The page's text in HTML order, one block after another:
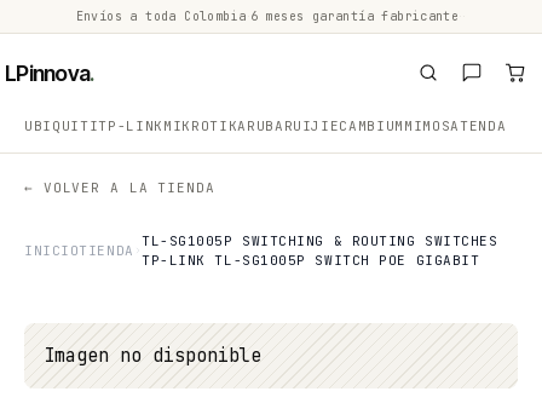
Envíos a toda Colombia 6 meses garantía fabricante
LPinnova.
UBIQUITITP-LINK MIKROTIKARUBA RUIJIECAMBIUM MIMOSATENDA
← VOLVER A LA TIENDA
INICIOTIENDA
TL-SG1005P SWITCHING & ROUTING SWITCHES
TP-LINK TL-SG1005P SWITCH POE GIGABIT
Imagen no disponible